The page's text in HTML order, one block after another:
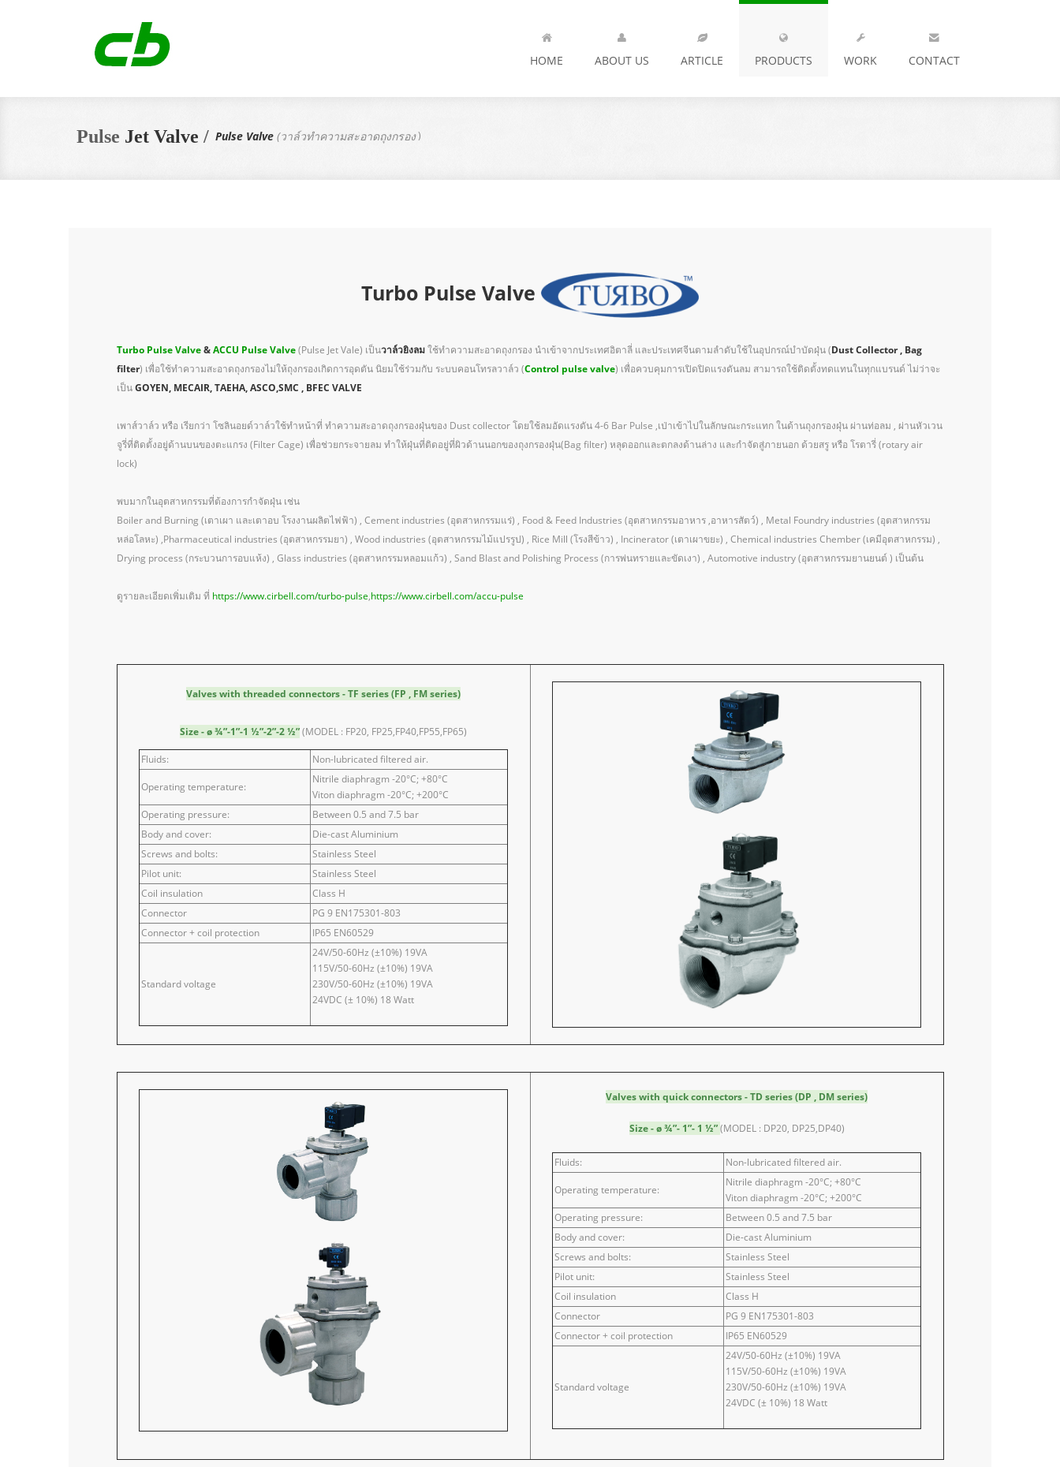
HOME ABOUT US ARTICLE PRODUCTS WORK CONTACT
Pulse Jet Valve / Pulse Valve (วาล์วทำความสะอาดถุงกรอง)
Turbo Pulse Valve
Turbo Pulse Valve&ACCU Pulse Valve(Pulse Jet Vale) เป็นวาล์วยิงลมใช้ทำความสะอาดถุงกรอง นำเข้าจากประเทศอิตาลี่ และประเทศจีนตามลำดับใช้ในอุปกรณ์บำบัดฝุ่น (Dust Collector , Bag
filter) เพื่อใช้ทำความสะอาดถุงกรองไม่ให้ถุงกรองเกิดการอุดตัน นิยมใช้ร่วมกับ ระบบคอนโทรลวาล์ว (Control pulse valve) เพื่อควบคุมการเปิดปิดแรงดันลม สามารถใช้ติดตั้งทดแทนในทุกแบรนด์ ไม่ว่าจะ
เป็นGOYEN, MECAIR, TAEHA, ASCO,SMC , BFEC VALVE
เพาส์วาล์ว หรือ เรียกว่า โซลินอยด์วาล์วใช้ทำหน้าที่ ทำความสะอาดถุงกรองฝุ่นของ Dust collector โดยใช้ลมอัดแรงดัน 4-6 Bar Pulse ,เป่าเข้าไปในลักษณะกระแทก ในด้านถุงกรองฝุ่น ผ่านท่อลม , ผ่านหัวเวน
จูรี่ที่ติดตั้งอยู่ด้านบนของตะแกรง (Filter Cage) เพื่อช่วยกระจายลม ทำให้ฝุ่นที่ติดอยู่ที่ผิวด้านนอกของถุงกรองฝุ่น(Bag filter) หลุดออกและตกลงด้านล่าง และกำจัดสู่ภายนอก ด้วยสรู หรือ โรตารี่ (rotary air
lock)
พบมากในอุตสาหกรรมที่ต้องการกำจัดฝุ่น เช่น
Boiler and Burning (เตาเผา และเตาอบ โรงงานผลิตไฟฟ้า) , Cement industries (อุตสาหกรรมแร่) , Food & Feed Industries (อุตสาหกรรมอาหาร ,อาหารสัตว์) , Metal Foundry industries (อุตสาหกรรม
หล่อโลหะ) ,Pharmaceutical industries (อุตสาหกรรมยา) , Wood industries (อุตสาหกรรมไม้แปรรูป) , Rice Mill (โรงสีข้าว) , Incinerator (เตาเผาขยะ) , Chemical industries Chember (เคมีอุตสาหกรรม) ,
Drying process (กระบวนการอบแห้ง) , Glass industries (อุตสาหกรรมหลอมแก้ว) , Sand Blast and Polishing Process (การพ่นทรายและขัดเงา) , Automotive industry (อุตสาหกรรมยานยนต์ ) เป็นต้น
ดูรายละเอียดเพิ่มเติม ที่ https://www.cirbell.com/turbo-pulse,https://www.cirbell.com/accu-pulse
Valves with threaded connectors - TF series (FP , FM series)
Size - ø ¾”-1”-1 ½”-2”-2 ½”(MODEL : FP20, FP25,FP40,FP55,FP65)
Fluids: Non-lubricated filtered air.
Operating temperature:
Nitrile diaphragm -20°C; +80°C
Viton diaphragm -20°C; +200°C
Operating pressure:
Between 0.5 and 7.5 bar
Body and cover:
Die-cast Aluminium
Screws and bolts:
Stainless Steel
Pilot unit:
Stainless Steel
Coil insulation
Class H
Connector
PG 9 EN175301-803
Connector + coil protection
IP65 EN60529
Standard voltage
24V/50-60Hz (±10%) 19VA
115V/50-60Hz (±10%) 19VA
230V/50-60Hz (±10%) 19VA
24VDC (± 10%) 18 Watt
Valves with quick connectors - TD series (DP , DM series)
Size - ø ¾”- 1”- 1 ½”(MODEL : DP20, DP25,DP40)
Fluids: Non-lubricated filtered air.
Operating temperature:
Nitrile diaphragm -20°C; +80°C
Viton diaphragm -20°C; +200°C
Operating pressure:
Between 0.5 and 7.5 bar
Body and cover:
Die-cast Aluminium
Screws and bolts:
Stainless Steel
Pilot unit:
Stainless Steel
Coil insulation
Class H
Connector
PG 9 EN175301-803
Connector + coil protection
IP65 EN60529
Standard voltage
24V/50-60Hz (±10%) 19VA
115V/50-60Hz (±10%) 19VA
230V/50-60Hz (±10%) 19VA
24VDC (± 10%) 18 Watt